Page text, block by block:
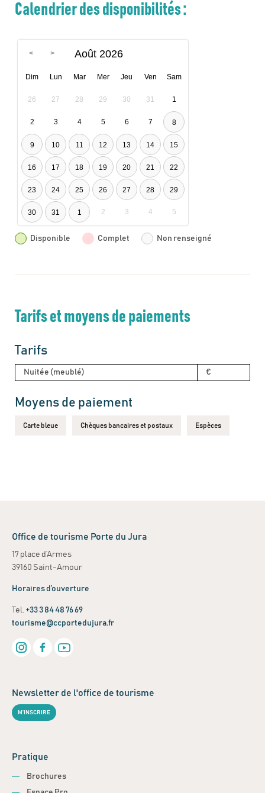
Calendrier des disponibilités :
Août 2026
Dim Lun Mar Mer Jeu Ven Sam
26 27 28 29 30 31 1
2 3 4 5 6 7 8
9 10 11 12 13 14 15
16 17 18 19 20 21 22
23 24 25 26 27 28 29
30 31 1 2 3 4 5
Disponible Complet Non renseigné
Tarifs et moyens de paiements
Tarifs
Nuitée (meublé) €
Moyens de paiement
Carte bleue Chèques bancaires et postaux Espèces
Office de tourisme Porte du Jura
17 place d’Armes
39160 Saint-Amour
Horaires d’ouverture
Tel. +33 3 84 48 76 69
tourisme@ccportedujura.fr
Newsletter de l'office de tourisme
M'INSCRIRE
Pratique
Brochures